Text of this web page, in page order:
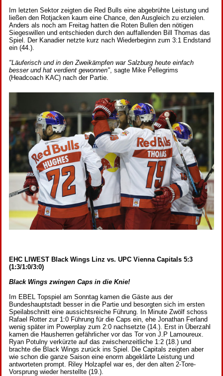
Im letzten Sektor zeigten die Red Bulls eine abgebrühte Leistung und
ließen den Rotjacken kaum eine Chance, den Ausgleich zu erzielen.
Anders als noch am Freitag hatten die Roten Bullen den nötigen
Siegeswillen und entschieden durch den auffallenden Bill Thomas das
Spiel. Der Kanadier netzte kurz nach Wiederbeginn zum 3:1 Endstand
ein (44.).
"Läuferisch und in den Zweikämpfen war Salzburg heute einfach
besser und hat verdient gewonnen", sagte Mike Pellegrims
(Headcoach KAC) nach der Partie.
EHC LIWEST Black Wings Linz vs. UPC Vienna Capitals 5:3
(1:3/1:0/3:0)
Black Wings zwingen Caps in die Knie!
Im EBEL Topspiel am Sonntag kamen die Gäste aus der
Bundeshauptstadt besser in die Partie und besorgten sich im ersten
Speilabschnitt eine aussichtsreiche Führung. In Minute Zwölf schoss
Rafael Rotter zur 1:0 Führung für die Caps ein, ehe Jonathan Ferland
wenig später im Powerplay zum 2:0 nachsetzte (14.). Erst in Überzahl
kamen die Hausherren gefährlicher vor das Tor von J.P Lamoureux.
Ryan Potulny verkürzte auf das zwischenzeitliche 1:2 (18.) und
brachte die Black Wings zurück ins Spiel. Die Capitals zeigten aber
wie schon die ganze Saison eine enorm abgeklärte Leistung und
antworteten prompt. Riley Holzapfel war es, der den alten 2-Tore-
Vorsprung wieder herstellte (19.).